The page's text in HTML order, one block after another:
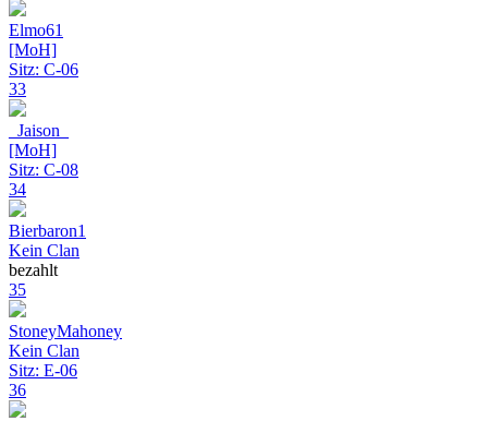
Elmo61
[MoH]
Sitz: C-06
33
_Jaison_
[MoH]
Sitz: C-08
34
Bierbaron1
Kein Clan
bezahlt
35
StoneyMahoney
Kein Clan
Sitz: E-06
36